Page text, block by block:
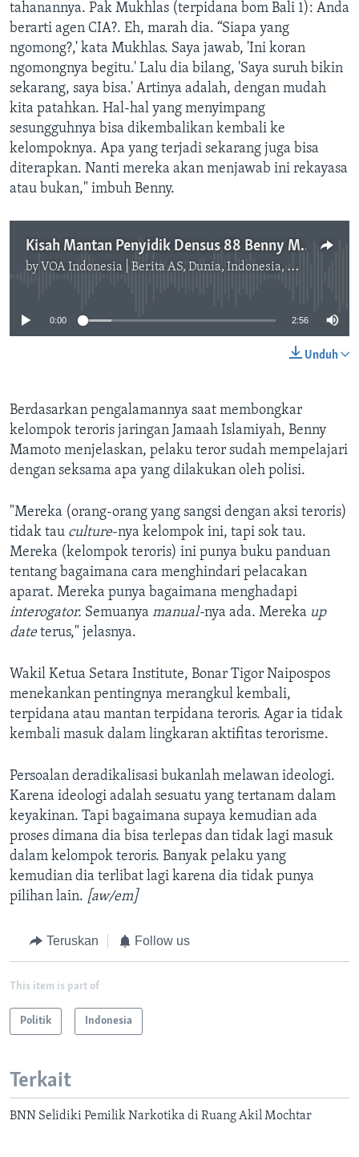
tahanannya. Pak Mukhlas (terpidana bom Bali 1): Anda
berarti agen CIA?. Eh, marah dia. “Siapa yang
ngomong?,' kata Mukhlas. Saya jawab, 'Ini koran
ngomongnya begitu.' Lalu dia bilang, 'Saya suruh bikin
sekarang, saya bisa.' Artinya adalah, dengan mudah
kita patahkan. Hal-hal yang menyimpang
sesungguhnya bisa dikembalikan kembali ke
kelompoknya. Apa yang terjadi sekarang juga bisa
diterapkan. Nanti mereka akan menjawab ini rekayasa
atau bukan," imbuh Benny.
Kisah Mantan Penyidik Densus 88 Benny Mamoto Dalam Menghadapi Tersangka Teroris
by VOA Indonesia | Berita AS, Dunia, Indonesia, Diaspora Indonesia di AS
No media source currently available
0:00 2:56
Unduh
Berdasarkan pengalamannya saat membongkar
kelompok teroris jaringan Jamaah Islamiyah, Benny
Mamoto menjelaskan, pelaku teror sudah mempelajari
dengan seksama apa yang dilakukan oleh polisi.
"Mereka (orang-orang yang sangsi dengan aksi teroris)
tidak tau culture-nya kelompok ini, tapi sok tau.
Mereka (kelompok teroris) ini punya buku panduan
tentang bagaimana cara menghindari pelacakan
aparat. Mereka punya bagaimana menghadapi
interogator. Semuanya manual-nya ada. Mereka up
dateterus," jelasnya.
Wakil Ketua Setara Institute, Bonar Tigor Naipospos
menekankan pentingnya merangkul kembali,
terpidana atau mantan terpidana teroris. Agar ia tidak
kembali masuk dalam lingkaran aktifitas terorisme.
Persoalan deradikalisasi bukanlah melawan ideologi.
Karena ideologi adalah sesuatu yang tertanam dalam
keyakinan. Tapi bagaimana supaya kemudian ada
proses dimana dia bisa terlepas dan tidak lagi masuk
dalam kelompok teroris. Banyak pelaku yang
kemudian dia terlibat lagi karena dia tidak punya
pilihan lain. [aw/em]
Teruskan Follow us
This item is part of
Politik Indonesia
Terkait
BNN Selidiki Pemilik Narkotika di Ruang Akil Mochtar